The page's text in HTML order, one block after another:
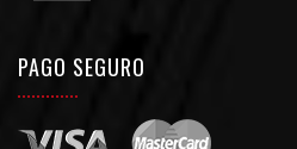
PAGO SEGURO